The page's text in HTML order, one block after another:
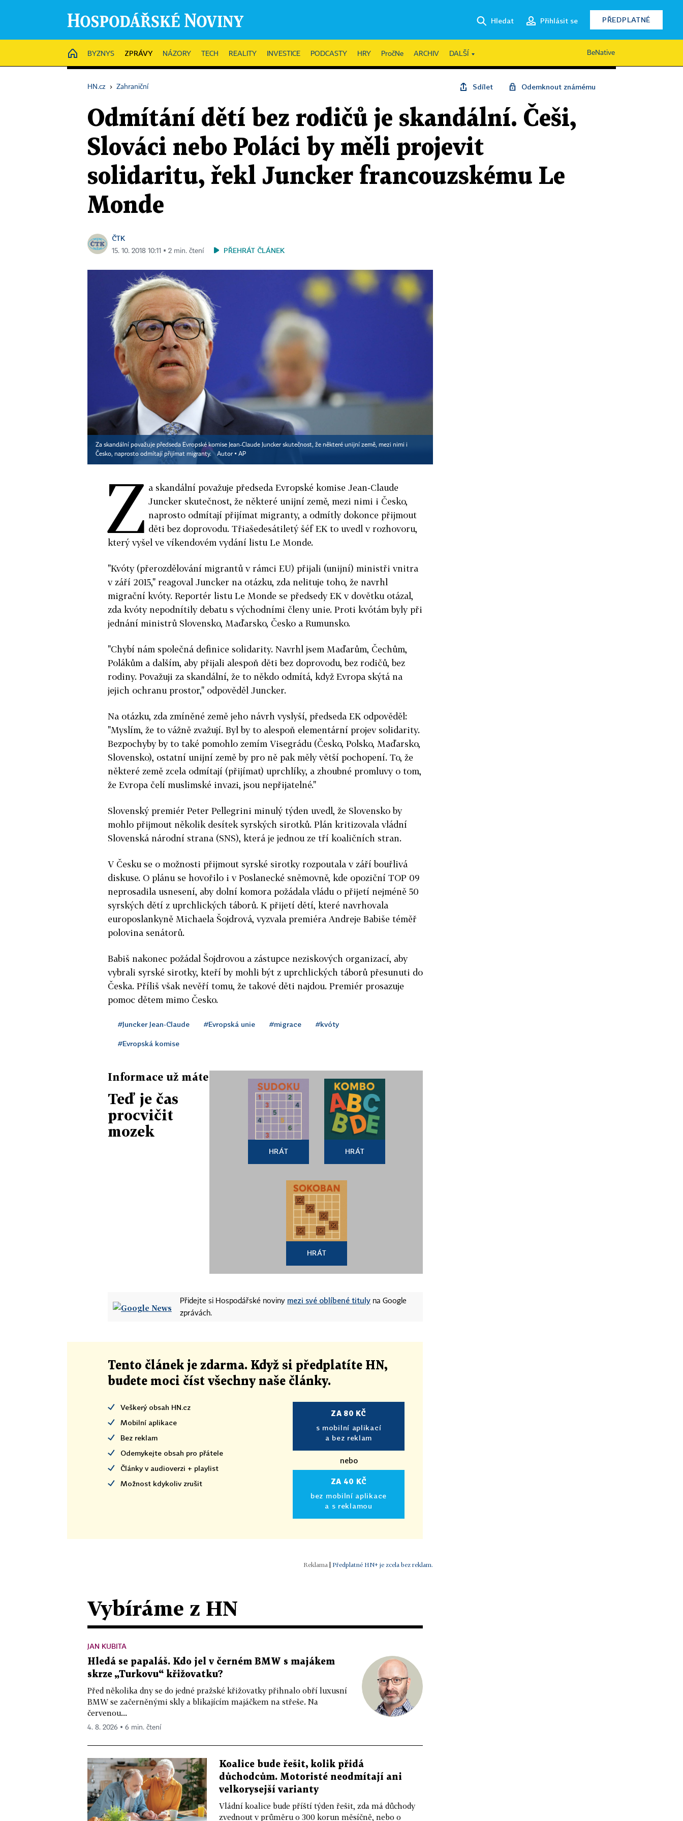
Hledat Přihlásit se PŘEDPLATNÉ
HOME
BYZNYS ZPRÁVY NÁZORY TECH REALITY INVESTICE PODCASTY HRY PročNe ARCHIV DALŠÍ BeNative
HN.cz › Zahraniční Sdílet Odemknout známému
Odmítání dětí bez rodičů je skandální. Češi,
Slováci nebo Poláci by měli projevit
solidaritu, řekl Juncker francouzskému Le
Monde
ČTK
15. 10. 2018 10:11 ▪ 2 min. čtení PŘEHRÁT ČLÁNEK
Za skandální považuje předseda Evropské komise Jean-Claude Juncker skutečnost, že některé unijní země, mezi nimi i
Česko, naprosto odmítají přijímat migranty.
Autor ▪ AP
Z a skandální považuje předseda Evropské komise Jean-Claude
Juncker skutečnost, že některé unijní země, mezi nimi i Česko,
naprosto odmítají přijímat migranty, a odmítly dokonce přijmout
děti bez doprovodu. Třiašedesátiletý šéf EK to uvedl v rozhovoru,
který vyšel ve víkendovém vydání listu Le Monde.
"Kvóty (přerozdělování migrantů v rámci EU) přijali (unijní) ministři vnitra
v září 2015," reagoval Juncker na otázku, zda nelituje toho, že navrhl
migrační kvóty. Reportér listu Le Monde se předsedy EK v dovětku otázal,
zda kvóty nepodnítily debatu s východními členy unie. Proti kvótám byly při
jednání ministrů Slovensko, Maďarsko, Česko a Rumunsko.
"Chybí nám společná definice solidarity. Navrhl jsem Maďarům, Čechům,
Polákům a dalším, aby přijali alespoň děti bez doprovodu, bez rodičů, bez
rodiny. Považuji za skandální, že to někdo odmítá, když Evropa skýtá na
jejich ochranu prostor," odpověděl Juncker.
Na otázku, zda zmíněné země jeho návrh vyslyší, předseda EK odpověděl:
"Myslím, že to vážně zvažují. Byl by to alespoň elementární projev solidarity.
Bezpochyby by to také pomohlo zemím Visegrádu (Česko, Polsko, Maďarsko,
Slovensko), ostatní unijní země by pro ně pak měly větší pochopení. To, že
některé země zcela odmítají (přijímat) uprchlíky, a zhoubné promluvy o tom,
že Evropa čelí muslimské invazi, jsou nepřijatelné."
Slovenský premiér Peter Pellegrini minulý týden uvedl, že Slovensko by
mohlo přijmout několik desítek syrských sirotků. Plán kritizovala vládní
Slovenská národní strana (SNS), která je jednou ze tří koaličních stran.
V Česku se o možnosti přijmout syrské sirotky rozpoutala v září bouřlivá
diskuse. O plánu se hovořilo i v Poslanecké sněmovně, kde opoziční TOP 09
neprosadila usnesení, aby dolní komora požádala vládu o přijetí nejméně 50
syrských dětí z uprchlických táborů. K přijetí dětí, které navrhovala
europoslankyně Michaela Šojdrová, vyzvala premiéra Andreje Babiše téměř
polovina senátorů.
Babiš nakonec požádal Šojdrovou a zástupce neziskových organizací, aby
vybrali syrské sirotky, kteří by mohli být z uprchlických táborů přesunuti do
Česka. Příliš však nevěří tomu, že takové děti najdou. Premiér prosazuje
pomoc dětem mimo Česko.
#Juncker Jean-Claude #Evropská unie #migrace #kvóty
#Evropská komise
Informace už máte
Teď je čas
procvičit
mozek
HRÁT HRÁT
HRÁT
Přidejte si Hospodářské noviny mezi své oblíbené tituly na Google
zprávách.
Tento článek je zdarma. Když si předplatíte HN,
budete moci číst všechny naše články.
Veškerý obsah HN.cz
Mobilní aplikace
Bez reklam
Odemykejte obsah pro přátele
Články v audioverzi + playlist
Možnost kdykoliv zrušit
ZA 80 KČ
s mobilní aplikací
a bez reklam
nebo
ZA 40 KČ
bez mobilní aplikace
a s reklamou
| Předplatné HN+ je zcela bez reklam.
Vybíráme z HN
JAN KUBITA
Hledá se papaláš. Kdo jel v černém BMW s majákem
skrze „Turkovu“ křižovatku?
Před několika dny se do jedné pražské křižovatky přihnalo obří luxusní
BMW se začerněnými skly a blikajícím majáčkem na střeše. Na
červenou...
4. 8. 2026 ▪ 6 min. čtení
Koalice bude řešit, kolik přidá
důchodcům. Motoristé neodmítají ani
velkorysejší varianty
Vládní koalice bude příští týden řešit, zda má důchody
zvednout v průměru o 300 korun měsíčně, nebo o